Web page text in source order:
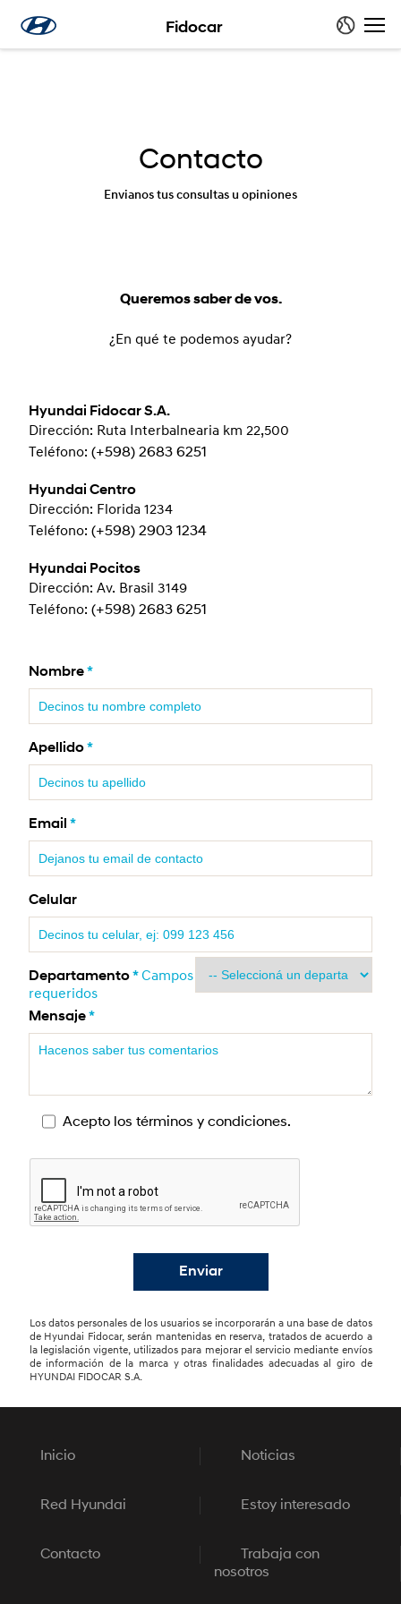
Fidocar
Contacto
Envianos tus consultas u opiniones
Queremos saber de vos.
¿En qué te podemos ayudar?
Hyundai Fidocar S.A.
Dirección: Ruta Interbalnearia km 22,500
Teléfono:(+598) 2683 6251
Hyundai Centro
Dirección: Florida 1234
Teléfono:(+598) 2903 1234
Hyundai Pocitos
Dirección: Av. Brasil 3149
Teléfono:(+598) 2683 6251
Nombre*
Apellido*
Email*
Celular
Departamento* Campos
requeridos
Mensaje*
Acepto los términos y condiciones.
Enviar
Los datos personales de los usuarios se incorporarán a una base de datos
de Hyundai Fidocar, serán mantenidas en reserva, tratados de acuerdo a
la legislación vigente, utilizados para mejorar el servicio mediante envíos
de información de la marca y otras finalidades adecuadas al giro de
HYUNDAI FIDOCAR S.A.
Inicio Noticias
Red Hyundai Estoy interesado
Contacto
Trabaja con
nosotros